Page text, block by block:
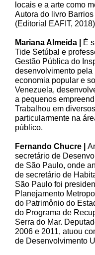
locais e a arte como
Autora do livro
(Editorial EAFIT,
Mariana Almeida |
É
Tide Setúbal e
Gestão Pública do
desenvolvimento pela
economia popular e
Venezuela,
a pequenos
Trabalhou em
particularmente na
público.
Fernando Chucre |
secretário de
de São Paulo, onde
de secretário de
São Paulo foi
Planejamento
do Patrimônio do
do Programa de
Serra do Mar.
2006 e 2011, atuou
de Desenvolvimento